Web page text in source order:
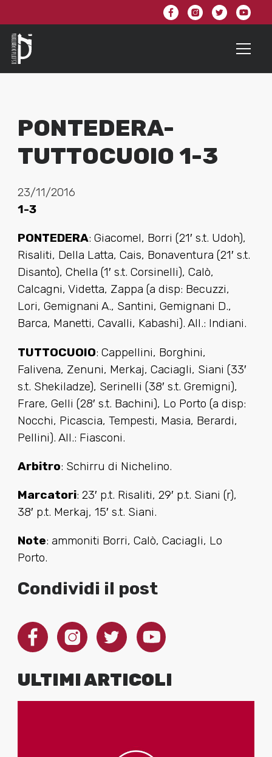
PONTEDERA-
TUTTOCUOIO 1-3
23/11/2016
1-3
PONTEDERA: Giacomel, Borri (21′ s.t. Udoh),
Risaliti, Della Latta, Cais, Bonaventura (21′ s.t.
Disanto), Chella (1′ s.t. Corsinelli), Calò,
Calcagni, Videtta, Zappa (a disp: Becuzzi,
Lori, Gemignani A., Santini, Gemignani D.,
Barca, Manetti, Cavalli, Kabashi). All.: Indiani.
TUTTOCUOIO: Cappellini, Borghini,
Falivena, Zenuni, Merkaj, Caciagli, Siani (33′
s.t. Shekiladze), Serinelli (38′ s.t. Gremigni),
Frare, Gelli (28′ s.t. Bachini), Lo Porto (a disp:
Nocchi, Picascia, Tempesti, Masia, Berardi,
Pellini). All.: Fiasconi.
Arbitro: Schirru di Nichelino.
Marcatori: 23′ p.t. Risaliti, 29′ p.t. Siani (r),
38′ p.t. Merkaj, 15′ s.t. Siani.
Note: ammoniti Borri, Calò, Caciagli, Lo
Porto.
Condividi il post
ULTIMI ARTICOLI